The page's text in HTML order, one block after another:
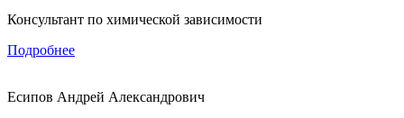
Консультант по химической зависимости
Подробнее
Есипов Андрей Александрович